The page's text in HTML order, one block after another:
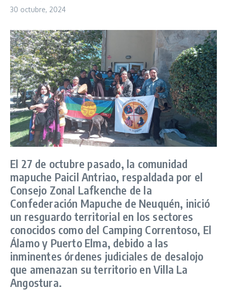
30 octubre, 2024
El 27 de octubre pasado, la comunidad
mapuche Paicil Antriao, respaldada por el
Consejo Zonal Lafkenche de la
Confederación Mapuche de Neuquén, inició
un resguardo territorial en los sectores
conocidos como del Camping Correntoso, El
Álamo y Puerto Elma, debido a las
inminentes órdenes judiciales de desalojo
que amenazan su territorio en Villa La
Angostura.